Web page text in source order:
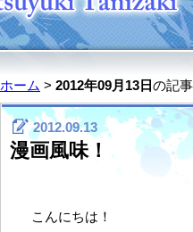
ホーム > 2012年09月13日の記
2012.09.13
漫画風味！
こんにちは！